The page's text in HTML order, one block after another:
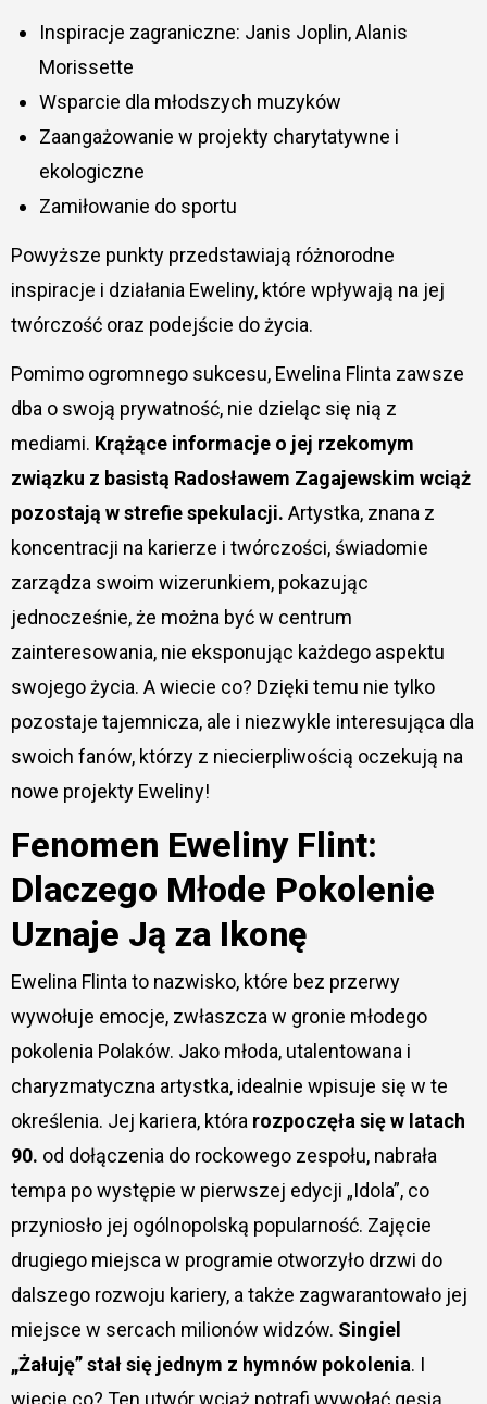
Inspiracje zagraniczne: Janis Joplin, Alanis
Morissette
Wsparcie dla młodszych muzyków
Zaangażowanie w projekty charytatywne i
ekologiczne
Zamiłowanie do sportu
Powyższe punkty przedstawiają różnorodne
inspiracje i działania Eweliny, które wpływają na jej
twórczość oraz podejście do życia.
Pomimo ogromnego sukcesu, Ewelina Flinta zawsze
dba o swoją prywatność, nie dzieląc się nią z
mediami. Krążące informacje o jej rzekomym
związku z basistą Radosławem Zagajewskim wciąż
pozostają w strefie spekulacji. Artystka, znana z
koncentracji na karierze i twórczości, świadomie
zarządza swoim wizerunkiem, pokazując
jednocześnie, że można być w centrum
zainteresowania, nie eksponując każdego aspektu
swojego życia. A wiecie co? Dzięki temu nie tylko
pozostaje tajemnicza, ale i niezwykle interesująca dla
swoich fanów, którzy z niecierpliwością oczekują na
nowe projekty Eweliny!
Fenomen Eweliny Flint:
Dlaczego Młode Pokolenie
Uznaje Ją za Ikonę
Ewelina Flinta to nazwisko, które bez przerwy
wywołuje emocje, zwłaszcza w gronie młodego
pokolenia Polaków. Jako młoda, utalentowana i
charyzmatyczna artystka, idealnie wpisuje się w te
określenia. Jej kariera, która rozpoczęła się w latach
90. od dołączenia do rockowego zespołu, nabrała
tempa po występie w pierwszej edycji „Idola”, co
przyniosło jej ogólnopolską popularność. Zajęcie
drugiego miejsca w programie otworzyło drzwi do
dalszego rozwoju kariery, a także zagwarantowało jej
miejsce w sercach milionów widzów. Singiel
„Żałuję” stał się jednym z hymnów pokolenia. I
wiecie co? Ten utwór wciąż potrafi wywołać gęsią